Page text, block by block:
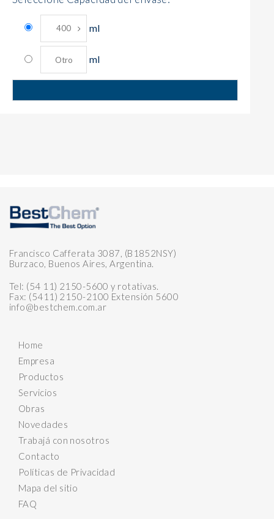
ml
ml
Francisco Cafferata 3087, (B1852NSY)
Burzaco, Buenos Aires, Argentina.
Tel: (54 11) 2150-5600 y rotativas.
Fax: (5411) 2150-2100 Extensión 5600
info@bestchem.com.ar
Home
Empresa
Productos
Servicios
Obras
Novedades
Trabajá con nosotros
Contacto
Políticas de Privacidad
Mapa del sitio
FAQ